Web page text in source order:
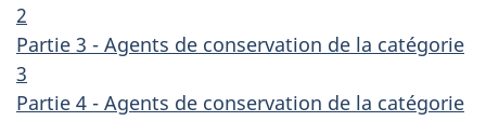
2
Partie 3 - Agents de conservation de la catégorie
3
Partie 4 - Agents de conservation de la catégorie